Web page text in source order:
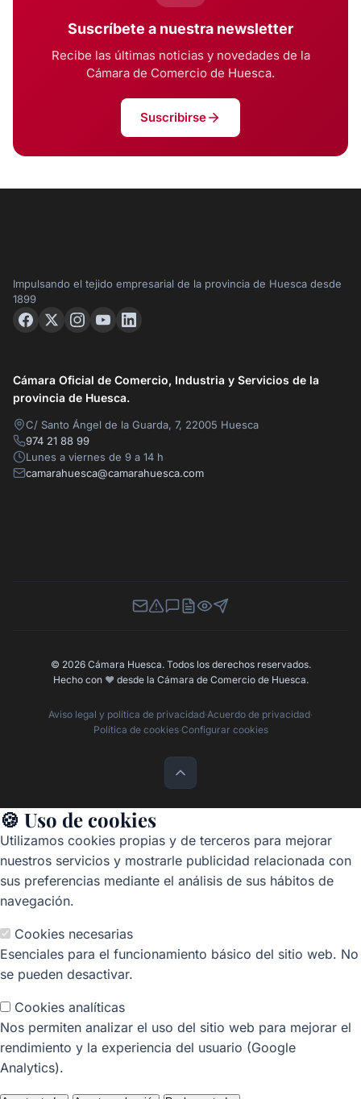
Suscríbete a nuestra newsletter
Recibe las últimas noticias y novedades de la
Cámara de Comercio de Huesca.
Suscribirse
Impulsando el tejido empresarial de la provincia de Huesca desde
1899
Cámara Oficial de Comercio, Industria y Servicios de la
provincia de Huesca.
C/ Santo Ángel de la Guarda, 7, 22005 Huesca
974 21 88 99
Lunes a viernes de 9 a 14 h
camarahuesca@camarahuesca.com
Newsletter
Canal de Denuncias
Buzón de Sugerencias
Perfil Contratante
Ley de Transparencia
Contacta con nosotros
© 2026 Cámara Huesca. Todos los derechos reservados.
Hecho con ❤️desde la Cámara de Comercio de Huesca.
Aviso legal y política de privacidad·Acuerdo de privacidad·
Política de cookies·Configurar cookies
🍪 Uso de cookies
Utilizamos cookies propias y de terceros para mejorar
nuestros servicios y mostrarle publicidad relacionada con
sus preferencias mediante el análisis de sus hábitos de
navegación.
Cookies necesarias
Esenciales para el funcionamiento básico del sitio web. No
se pueden desactivar.
Cookies analíticas
Nos permiten analizar el uso del sitio web para mejorar el
rendimiento y la experiencia del usuario (Google
Analytics).